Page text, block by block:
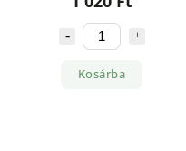
Kosárba